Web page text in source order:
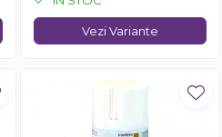
Vezi Variante